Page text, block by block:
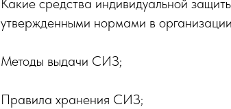
Какие средства индивидуальной
утвержденными нормами в
Методы выдачи СИЗ;
Правила хранения СИЗ;